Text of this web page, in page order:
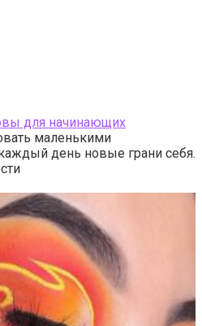
для начинающих
маленькими
день новые грани себя.